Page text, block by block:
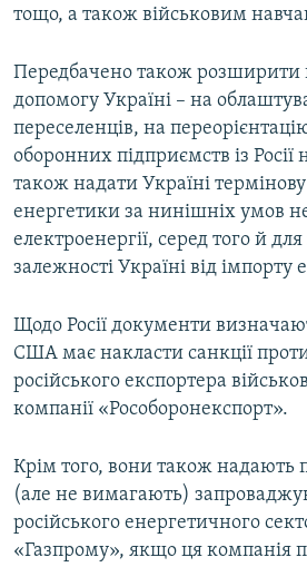
тощо, а також військовим
Передбачено також розширити
допомогу Україні – на
переселенців, на
оборонних підприємств із
також надати Україні
енергетики за нинішніх умов
електроенергії, серед того й
залежності Україні від імпорту
Щодо Росії документи
США має накласти санкції
російського експортера
компанії «Рособоронекспорт».
Крім того, вони також надають
(але не вимагають)
російського енергетичного
«Газпрому», якщо ця компанія